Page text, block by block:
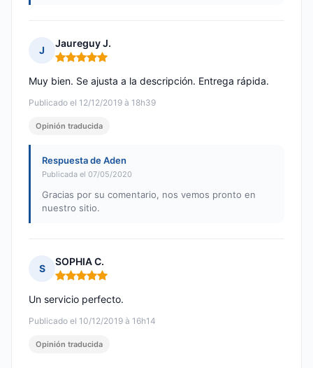
J
Jaureguy J.
Nota: 5 de 5
Publicado el 12/12/2019 à 18h39
Muy bien. Se ajusta a la descripción. Entrega rápida.
Opinión traducida
Respuesta de Aden
Publicada el 07/05/2020
Gracias por su comentario, nos vemos pronto en
nuestro sitio.
S
SOPHIA C.
Nota: 5 de 5
Publicado el 10/12/2019 à 16h14
Un servicio perfecto.
Opinión traducida